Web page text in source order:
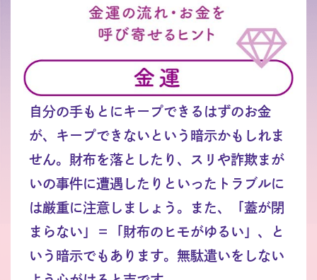
自分の手もとにキープできるはずのお金
が、キープできないという暗示かもしれま
せん。財布を落としたり、スリや詐欺まが
いの事件に遭遇したりといったトラブルに
は厳重に注意しましょう。また、「蓋が閉
まらない」＝「財布のヒモがゆるい」、と
いう暗示でもあります。無駄遣いをしない